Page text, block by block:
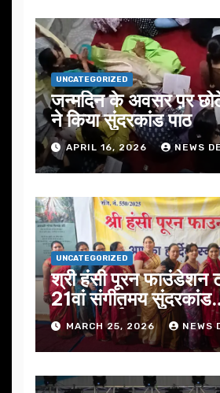
UNCATEGORIZED
जन्मदिन के अवसर प़र
ने किया सुंदरकांड पाठ
APRIL 16, 2026 NEWS
UNCATEGORIZED
श्री हंसी पूरन फाउंडेशन
21वां संगीतमय सुंदरकांड
सफलतापूर्वक संपन्न
MARCH 25, 2026 NEWS